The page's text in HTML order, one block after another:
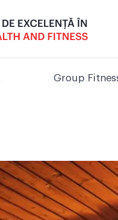
Group